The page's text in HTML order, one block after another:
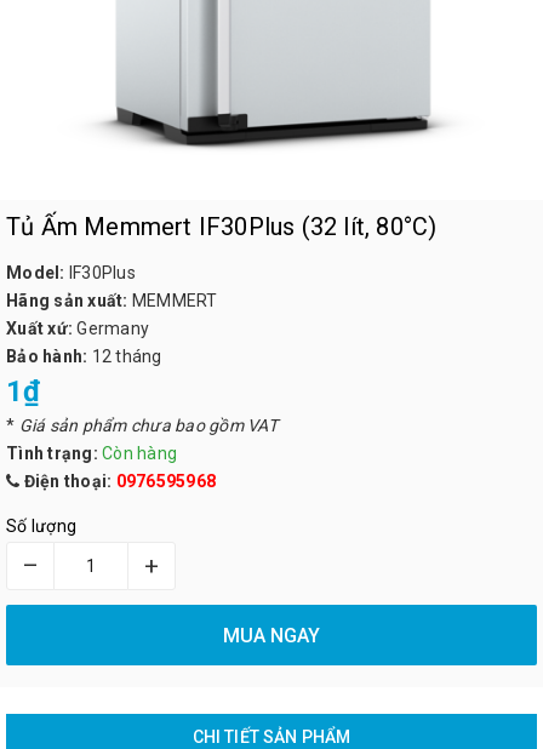
Tủ Ấm Memmert IF30Plus (32 lít, 80°C)
Model:
IF30Plus
Hãng sản xuất: MEMMERT
Xuất xứ: Germany
Bảo hành: 12 tháng
1₫
* Giá sản phẩm chưa bao gồm VAT
Tình trạng: Còn hàng
Điện thoại: 0976595968
Số lượng
– +
MUA NGAY
CHI TIẾT SẢN PHẨM